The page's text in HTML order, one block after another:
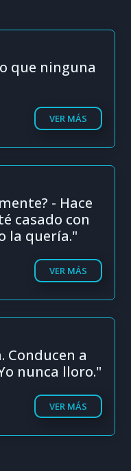
que ninguna
VER MÁS
- Hace
casado con
la quería."
VER MÁS
Conducen a
nunca lloro."
VER MÁS